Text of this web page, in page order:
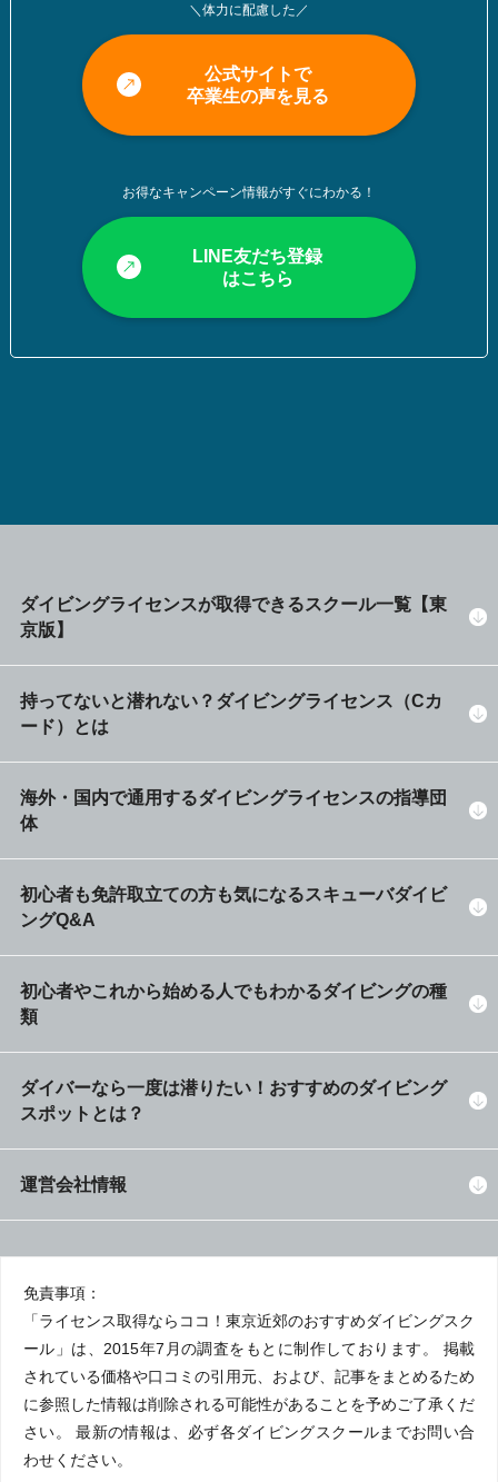
＼体力に配慮した／
公式サイトで
卒業生の声を見る
お得なキャンペーン情報がすぐにわかる！
LINE友だち登録
はこちら
ダイビングライセンスが取得できるスクール一覧【東
京版】
持ってないと潜れない？ダイビングライセンス（Cカ
ード）とは
海外・国内で通用するダイビングライセンスの指導団
体
初心者も免許取立ての方も気になるスキューバダイビ
ングQ&A
初心者やこれから始める人でもわかるダイビングの種
類
ダイバーなら一度は潜りたい！おすすめのダイビング
スポットとは？
運営会社情報
免責事項：
「ライセンス取得ならココ！東京近郊のおすすめダイビングスク
ール」は、2015年7月の調査をもとに制作しております。 掲載
されている価格や口コミの引用元、および、記事をまとめるため
に参照した情報は削除される可能性があることを予めご了承くだ
さい。 最新の情報は、必ず各ダイビングスクールまでお問い合
わせください。